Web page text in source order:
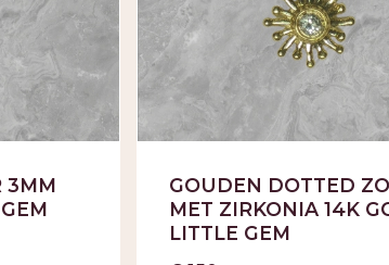
3MM
GOUDEN DOTTED
MET ZIRKONIA 14K
LITTLE GEM